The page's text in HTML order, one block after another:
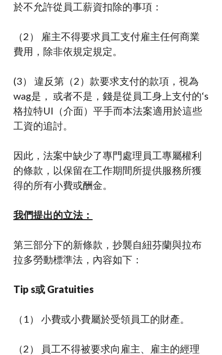
於不允許從 員工薪資扣除的事項：
（2） 雇主不得要求員工支付雇主任何商業
費用，除非依規定規定。
(3） 違反第（2）款要求支付的款項，視為
wag是 ， 或者不是，錢是從員工身上支付的‘s
格拉特UI（介面） 平手而本法案適用於這些
工資的追討。
因此，法案中缺少了專門處理員工專屬權利
的條款 ，以保留在工作期間所提供服務所獲
得的所有小費或酬金。
我們提出的立法：
第三部分下的新條款，抄襲自紐芬蘭與拉布
拉多勞動標準法，內容如下：
Tip s或 Gratuities
（1） 小費或小費屬於受領員工的財產。
（2） 員工不得被要求向 雇主、雇主的經理